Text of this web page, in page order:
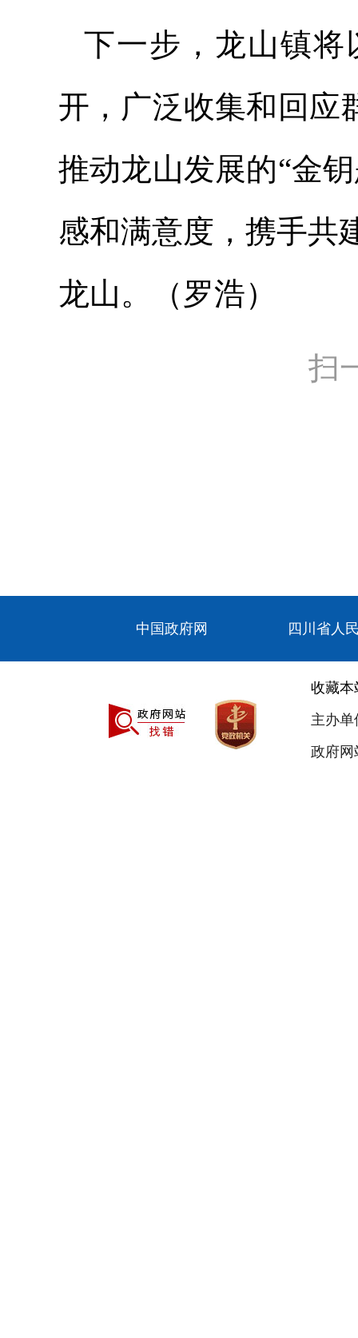
下一步，龙山镇将
开，广泛收集和回应
推动龙山发展的“金
感和满意度，携手共
龙山。（罗浩）
扫
中国政府网 四川省人
收藏本
主办
政府网